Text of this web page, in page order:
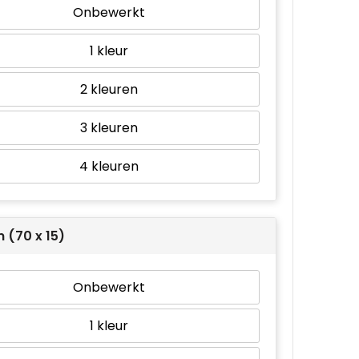
Onbewerkt
1
2
3
4
(70 x 15)
Onbewerkt
1